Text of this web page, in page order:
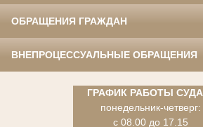
ОБРАЩЕНИЯ ГРАЖДАН
ВНЕПРОЦЕССУАЛЬНЫЕ ОБРАЩЕНИЯ
ГРАФИК РАБОТЫ
понедельник-четверг:
с 08.00 до 17.15